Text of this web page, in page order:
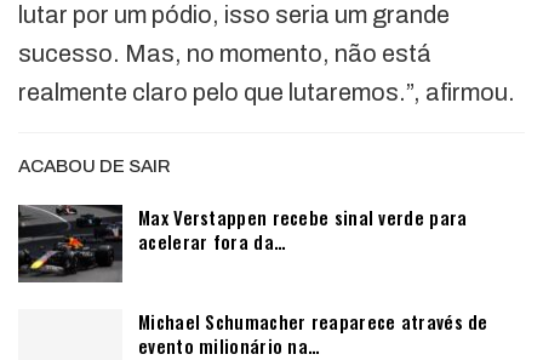
lutar por um pódio, isso seria um grande
sucesso. Mas, no momento, não está
realmente claro pelo que lutaremos.”, afirmou.
ACABOU DE SAIR
Max Verstappen recebe sinal verde para
acelerar fora da…
Michael Schumacher reaparece através de
evento milionário na…